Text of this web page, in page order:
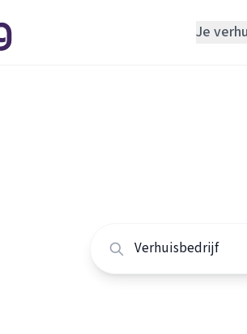
Je
Loodgieter
Slotenmaker